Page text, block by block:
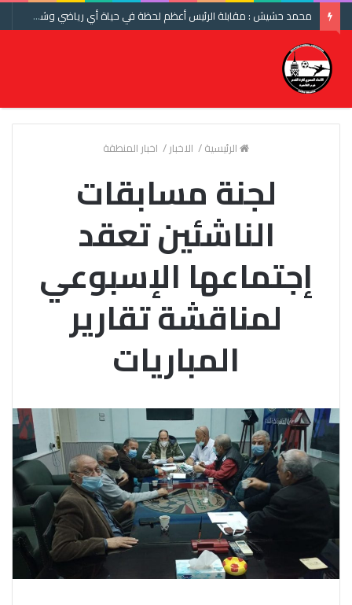
محمد حشيش : مقابلة الرئيس أعظم لحظة في حياة أي رياضي وشكرا اتحاد الكرة ومنتخب مصر
الرئيسية/ الاخبار/ اخبار المنطقة
لجنة مسابقات
الناشئين تعقد
إجتماعها الإسبوعي
لمناقشة تقارير
المباريات